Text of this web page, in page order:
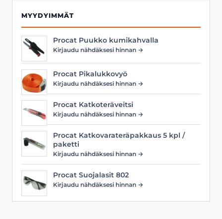
MYYDYIMMÄT
Procat Puukko kumikahvalla
Kirjaudu nähdäksesi hinnan →
Procat Pikalukkovyö
Kirjaudu nähdäksesi hinnan →
Procat Katkoteräveitsi
Kirjaudu nähdäksesi hinnan →
Procat Katkovarateräpakkaus 5 kpl /
paketti
Kirjaudu nähdäksesi hinnan →
Procat Suojalasit 802
Kirjaudu nähdäksesi hinnan →